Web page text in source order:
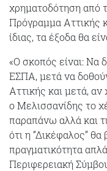
χρηματοδότηση από
Πρόγραμμα Αττικής
ίδιας, τα έξοδα θα
«Ο σκοπός είναι: Να
ΕΣΠΑ, μετά να
Αττικής και μετά, αν
ο Μελισσανίδης το
παραπάνω αλλά και
ότι η “Δικέφαλος”
πραγματικότητα
Περιφερειακή